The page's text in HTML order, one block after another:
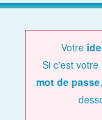
Votre
Si c'est votre
mot de passe